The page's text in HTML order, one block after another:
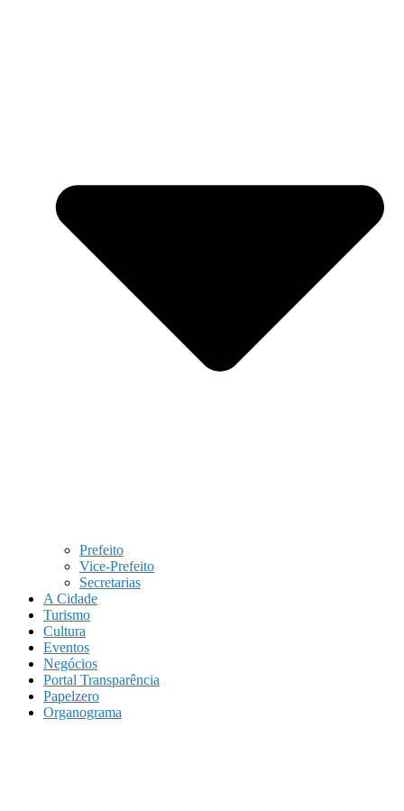
Prefeito
Vice-Prefeito
Secretarias
A Cidade
Turismo
Cultura
Eventos
Negócios
Portal Transparência
Papelzero
Organograma